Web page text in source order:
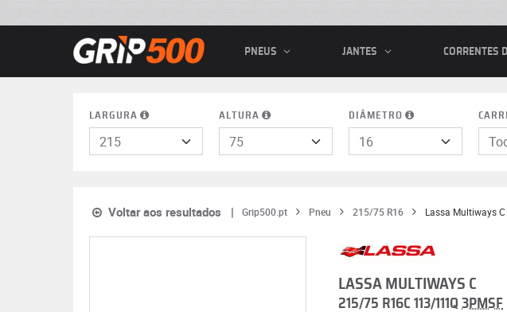
PNEUS JANTES CORRENTES
LARGURA ALTURA DIÂMETRO
Voltar aos resultados Grip500.pt Pneu 215/75 R16 Lassa Multiways C
LASSA MULTIWAYS C
215/75 R16C 113/111Q3PMSF